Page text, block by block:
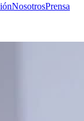
NosotrosPrensa